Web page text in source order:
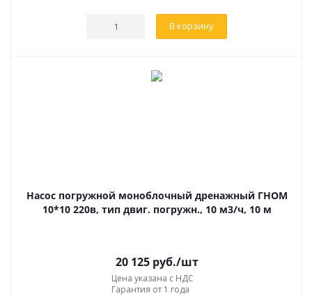
В корзину
Насос погружной моноблочный дренажный ГНОМ
10*10 220в, тип двиг. погружн., 10 м3/ч, 10 м
20 125руб./шт
Цена указана с НДС
Гарантия от 1 года